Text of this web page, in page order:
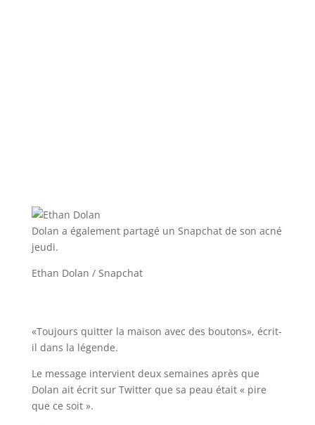
Dolan a également partagé un Snapchat de son acné
jeudi.
Ethan Dolan / Snapchat
«Toujours quitter la maison avec des boutons», écrit-
il dans la légende.
Le message intervient deux semaines après que
Dolan ait écrit sur Twitter que sa peau était « pire
que ce soit ».